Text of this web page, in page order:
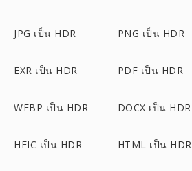
JPG เป็น HDR PNG เป็น HDR
EXR เป็น HDR PDF เป็น HDR
WEBP เป็น HDR DOCX เป็น HDR
HEIC เป็น HDR HTML เป็น HDR